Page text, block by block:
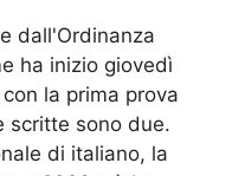
dall'Ordinanza
ha inizio giovedì
la prima prova
scritte sono due.
di italiano, la